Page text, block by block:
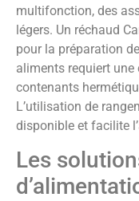
multifonction, des
légers. Un réchaud
pour la préparation
aliments requiert
contenants
L’utilisation de
disponible et facilite
Les